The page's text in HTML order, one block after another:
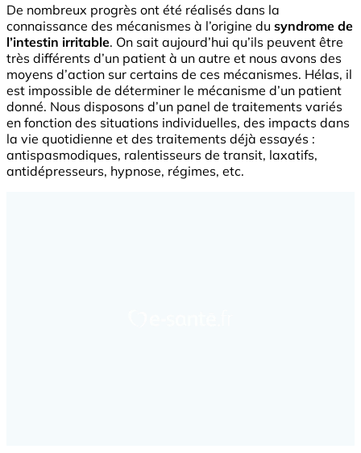
De nombreux progrès ont été réalisés dans la
connaissance des mécanismes à l’origine du syndrome de
l’intestin irritable. On sait aujourd’hui qu’ils peuvent être
très différents d’un patient à un autre et nous avons des
moyens d’action sur certains de ces mécanismes. Hélas, il
est impossible de déterminer le mécanisme d’un patient
donné. Nous disposons d’un panel de traitements variés
en fonction des situations individuelles, des impacts dans
la vie quotidienne et des traitements déjà essayés :
antispasmodiques, ralentisseurs de transit, laxatifs,
antidépresseurs, hypnose, régimes, etc.